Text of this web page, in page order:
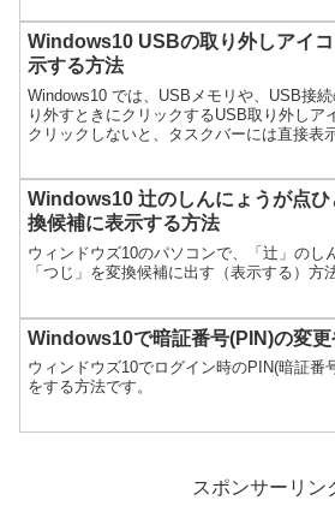
Windows10 USBの取り外しアイ
示する方法
Windows10 では、USBメモリや、USB接
り外すときにクリックするUSB取り外しア
クリックしないと、タスクバーには直接表
Windows10 辻のしんにょうが点
換候補に表示する方法
ウィンドウズ10のパソコンで、「辻」のし
「つじ」を変換候補に出す（表示する）方
Windows10で暗証番号(PIN)の変
ウィンドウズ10でログイン時のPIN(暗証番
をする方法です。
スポンサーリン